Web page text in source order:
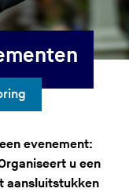
evenement:
u een
aansluitstukken